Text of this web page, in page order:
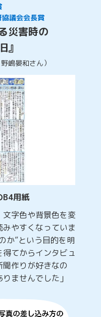
協議会会長賞
災害時の
』
嶋晏和さん）
B4用紙
字色や背景色を変
やすくなっていま
か”という目的を明
てからインタビュ
作りが好きなの
ませんでした」